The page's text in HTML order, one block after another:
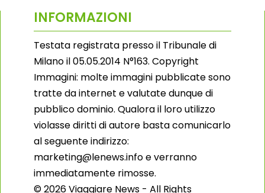
INFORMAZIONI
Testata registrata presso il Tribunale di
Milano il 05.05.2014 N°163. Copyright
Immagini: molte immagini pubblicate sono
tratte da internet e valutate dunque di
pubblico dominio. Qualora il loro utilizzo
violasse diritti di autore basta comunicarlo
al seguente indirizzo:
marketing@lenews.info e verranno
immediatamente rimosse.
© 2026 Viaggiare News - All Rights